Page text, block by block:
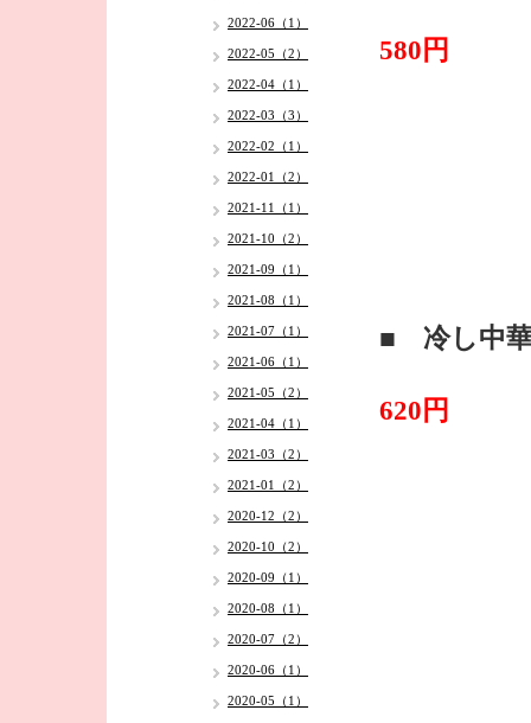
580円
■ 冷し中
620円
2022-06（1）
2022-05（2）
2022-04（1）
2022-03（3）
2022-02（1）
2022-01（2）
2021-11（1）
2021-10（2）
2021-09（1）
2021-08（1）
2021-07（1）
2021-06（1）
2021-05（2）
2021-04（1）
2021-03（2）
2021-01（2）
2020-12（2）
2020-10（2）
2020-09（1）
2020-08（1）
2020-07（2）
2020-06（1）
2020-05（1）